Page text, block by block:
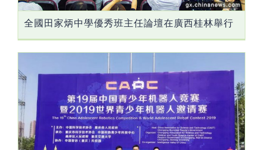
全國田家炳中學優秀班主任論壇在廣西桂林舉行